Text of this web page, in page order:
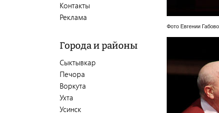
Контакты
Реклама
Города и районы
Сыктывкар
Печора
Воркута
Ухта
Усинск
Фото Евгении